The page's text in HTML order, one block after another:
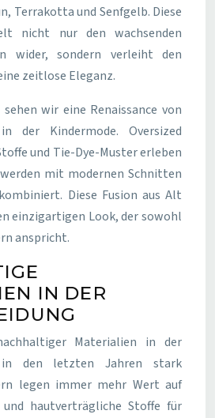
Terrakotta und Senfgelb. Diese
nicht nur den wachsenden
wider, sondern verleiht den
zeitlose Eleganz.
wir eine Renaissance von
der Kindermode. Oversized
und Tie-Dye-Muster erleben
mit modernen Schnitten
Diese Fusion aus Alt
einzigartigen Look, der sowohl
anspricht.
IN DER
Materialien in der
den letzten Jahren stark
legen immer mehr Wert auf
hautverträgliche Stoffe für